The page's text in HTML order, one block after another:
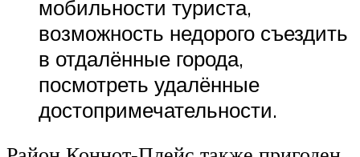
мобильности туриста,
возможность недорого съездить
в отдалённые города,
посмотреть удалённые
достопримечательности.